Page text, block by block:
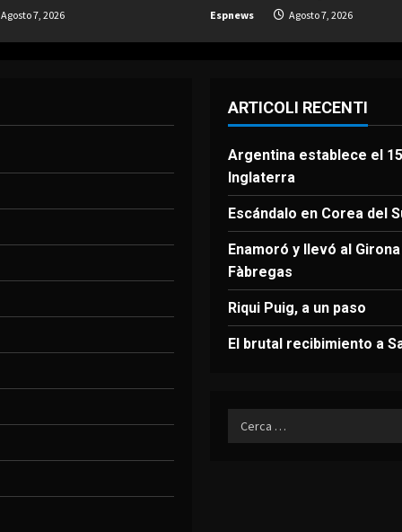
Agosto 7, 2026 Espnews Agosto 7, 2026
ARTICOLI RECENTI
Argentina establece el
Inglaterra
Escándalo en Corea del
Enamoró y llevó al
Fàbregas
Riqui Puig, a un paso
El brutal recibimiento a
Ricerca
per: